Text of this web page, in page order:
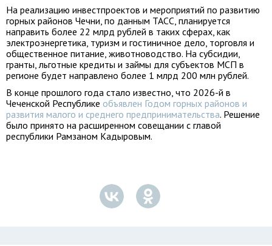
На реализацию инвестпроектов и мероприятий по развитию
горных районов Чечни, по данным ТАСС, планируется
направить более 22 млрд рублей в таких сферах, как
электроэнергетика, туризм и гостиничное дело, торговля и
общественное питание, животноводство. На субсидии,
гранты, льготные кредиты и займы для субъектов МСП в
регионе будет направлено более 1 млрд 200 млн рублей.
В конце прошлого года стало известно, что 2026-й в
Чеченской Республике объявлен Годом горных районов и
развития малого и среднего предпринимательства. Решение
было принято на расширенном совещании с главой
республики Рамзаном Кадыровым.